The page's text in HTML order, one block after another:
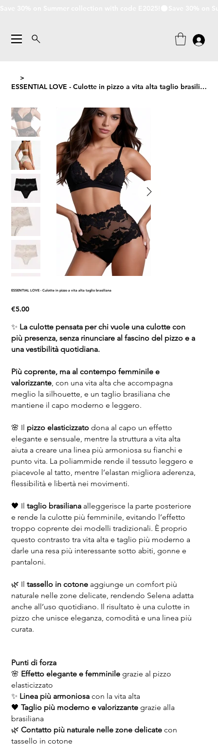
>
ESSENTIAL LOVE - Culotte in pizzo a vita alta taglio brasiliana
ESSENTIAL LOVE - Culotte in pizzo a vita alta taglio brasiliana
Price
€5.00
✨ La culotte pensata per chi vuole una culotte con
più presenza, senza rinunciare al fascino del pizzo e a
una vestibilità quotidiana.
Più coprente, ma al contempo femminile e
valorizzante, con una vita alta che accompagna
meglio la silhouette, e un taglio brasiliana che
mantiene il capo moderno e leggero.
🌸 Il pizzo elasticizzatodona al capo un effetto
elegante e sensuale, mentre la struttura a vita alta
aiuta a creare una linea più armoniosa su fianchi e
punto vita. La poliammide rende il tessuto leggero e
piacevole al tatto, mentre l’elastan migliora aderenza,
flessibilità e libertà nei movimenti.
🖤 Il taglio brasilianaalleggerisce la parte posteriore
e rende la culotte più femminile, evitando l’effetto
troppo coprente dei modelli tradizionali. È proprio
questo contrasto tra vita alta e taglio più moderno a
darle una resa più interessante sotto abiti, gonne e
pantaloni.
🌿 Il tassello in cotoneaggiunge un comfort più
naturale nelle zone delicate, rendendo Selena adatta
anche all’uso quotidiano. Il risultato è una culotte in
pizzo che unisce eleganza, comodità e una linea più
curata.
Punti di forza
🌸 Effetto elegante e femminilegrazie al pizzo
elasticizzato
✨ Linea più armoniosacon la vita alta
🖤 Taglio più moderno e valorizzantegrazie alla
brasiliana
🌿 Contatto più naturale nelle zone delicatecon
tassello in cotone